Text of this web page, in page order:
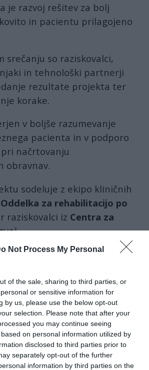
Not Process My Personal
of the sale, sharing to third parties, or
or sensitive information for
by us, please use the below opt-out
selection. Please note that after your
you may continue seeing
on personal information utilized by
disclosed to third parties prior to
separately opt-out of the further
information by third parties on the
je razvoj rešitev za bolj
in pacientu prilagojeno
srečanju so raziskovalci,
in tehnološki partnerji
rezultate projekta ter
korake.
v boljše razumevanje
pacienta in v podporo
načrtovanju
obravnav.
sodeluje z ekipo kliničnih
Oddelka za rehabilitacijo po
raziskovalci iz Centra za
na povezovanju kliničnega
REHAB tako prispeva k
ki bo v prihodnje še bolj
strokovno podprta
boljše dolgoročne izide